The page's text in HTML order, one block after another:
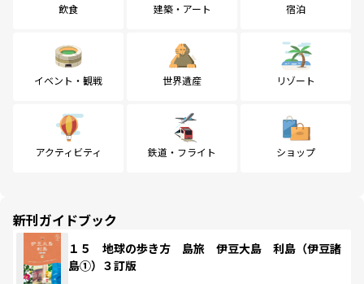
飲食 建築・アート 宿泊
イベント・観戦 世界遺産 リゾート
アクティビティ 鉄道・フライト ショップ
新刊ガイドブック
１５ 地球の歩き方 島旅 伊豆大島 利島（伊豆諸
島①）３訂版